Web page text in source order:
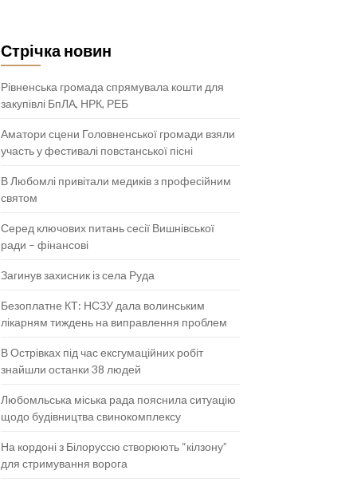
Стрічка новин
Рівненська громада спрямувала кошти для
закупівлі БпЛА, НРК, РЕБ
Аматори сцени Головненської громади взяли
участь у фестивалі повстанської пісні
В Любомлі привітали медиків з професійним
святом
Серед ключових питань сесії Вишнівської
ради – фінансові
Загинув захисник із села Руда
Безоплатне КТ: НСЗУ дала волинським
лікарням тиждень на виправлення проблем
В Острівках під час ексгумаційних робіт
знайшли останки 38 людей
Любомльська міська рада пояснила ситуацію
щодо будівництва свинокомплексу
На кордоні з Білоруссю створюють “кілзону”
для стримування ворога